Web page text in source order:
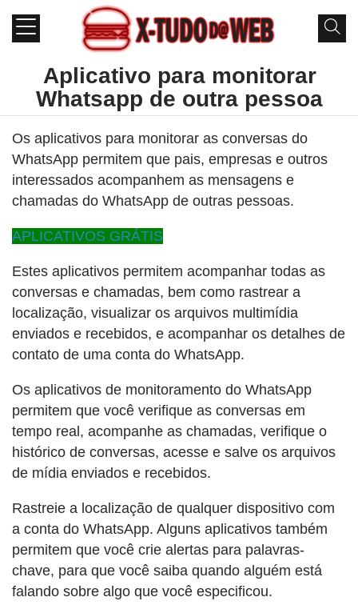
Aplicativo para monitorar
Whatsapp de outra pessoa
Os aplicativos para monitorar as conversas do
WhatsApp permitem que pais, empresas e outros
interessados ​​acompanhem as mensagens e
chamadas do WhatsApp de outras pessoas.
APLICATIVOS GRÁTIS
Estes aplicativos permitem acompanhar todas as
conversas e chamadas, bem como rastrear a
localização, visualizar os arquivos multimídia
enviados e recebidos, e acompanhar os detalhes de
contato de uma conta do WhatsApp.
Os aplicativos de monitoramento do WhatsApp
permitem que você verifique as conversas em
tempo real, acompanhe as chamadas, verifique o
histórico de conversas, acesse e salve os arquivos
de mídia enviados e recebidos.
Rastreie a localização de qualquer dispositivo com
a conta do WhatsApp. Alguns aplicativos também
permitem que você crie alertas para palavras-
chave, para que você saiba quando alguém está
falando sobre algo que você especificou.